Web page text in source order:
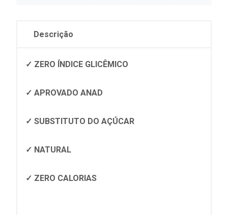
Descrição
✓ ZERO ÍNDICE GLICÊMICO
✓ APROVADO ANAD
✓ SUBSTITUTO DO AÇÚCAR
✓ NATURAL
✓ ZERO CALORIAS